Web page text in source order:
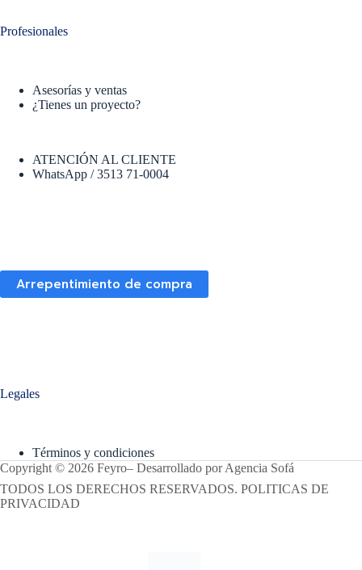
Profesionales
Asesorías y ventas
¿Tienes un proyecto?
ATENCIÓN AL CLIENTE
WhatsApp / 3513 71-0004
Arrepentimiento de compra
Legales
Términos y condiciones
Copyright © 2026 Feyro– Desarrollado porAgencia Sofá
TODOS LOS DERECHOS RESERVADOS. POLITICAS DE
PRIVACIDAD